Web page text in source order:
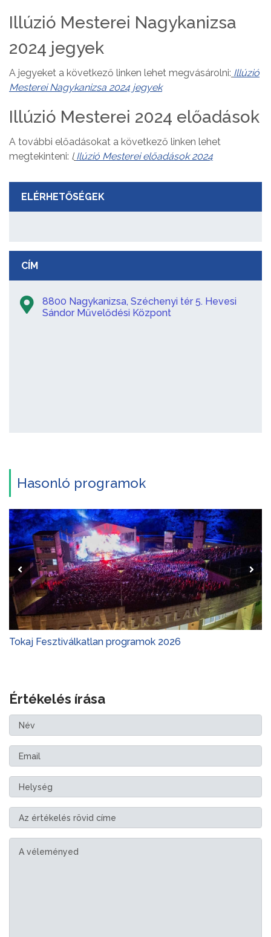
Illúzió Mesterei Nagykanizsa
2024 jegyek
A jegyeket a következő linken lehet megvásárolni: Illúzió
Mesterei Nagykanizsa 2024 jegyek
Illúzió Mesterei 2024 előadások
A további előadásokat a következő linken lehet
megtekinteni: l Ilúzió Mesterei előadások 2024
ELÉRHETŐSÉGEK
CÍM
8800 Nagykanizsa, Széchenyi tér 5. Hevesi
Sándor Művelődési Központ
Hasonló programok
Tokaj Fesztiválkatlan programok 2026
Értékelés írása